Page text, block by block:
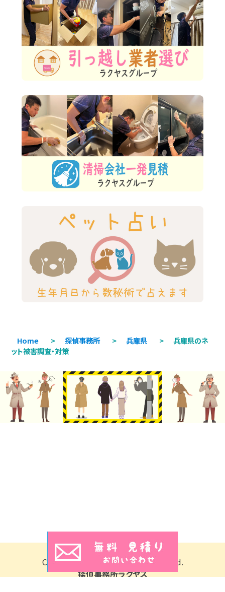
Home > 探偵事務所 > 兵庫県 >
兵庫県のネ
ット被害調査・対策
Copyright © 2026 All Rights Reserved.
探偵事務所ラクヤス